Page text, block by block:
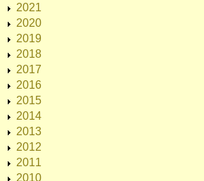
2021
2020
2019
2018
2017
2016
2015
2014
2013
2012
2011
2010